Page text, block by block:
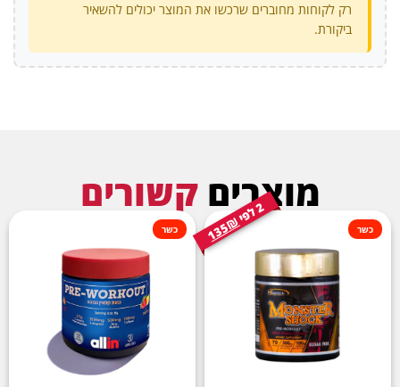
רק לקוחות מחוברים שרכשו את המוצר יכולים להשאיר
ביקורת.
מוצרים קשורים 2
ל
פ
י
135₪ כשר כשר